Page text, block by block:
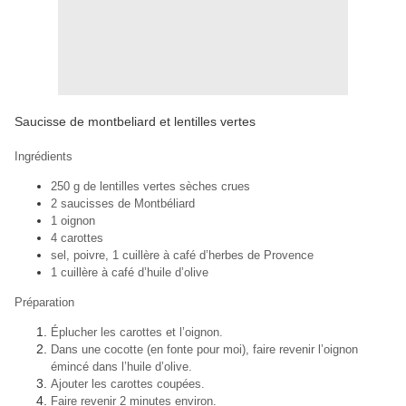
Saucisse de montbeliard et lentilles vertes
Ingrédients
250 g de lentilles vertes sèches crues
2 saucisses de Montbéliard
1 oignon
4 carottes
sel, poivre, 1 cuillère à café d’herbes de Provence
1 cuillère à café d’huile d’olive
Préparation
Éplucher les carottes et l’oignon.
Dans une cocotte (en fonte pour moi), faire revenir l’oignon
émincé dans l’huile d’olive.
Ajouter les carottes coupées.
Faire revenir 2 minutes environ.